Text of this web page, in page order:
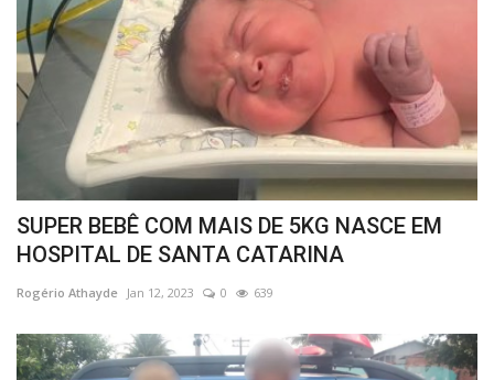
QUEM SOMOS
RÁDIO ONLINE
Crônicas e Reportagens
TV ONLINE
Jornal da Central do Brasil
COMO ANUNCIAR
Ligado em Saúde
SUPER BEBÊ COM MAIS DE 5KG NASCE EM
HOSPITAL DE SANTA CATARINA
Rogério Athayde Jan 12, 2023 0 639